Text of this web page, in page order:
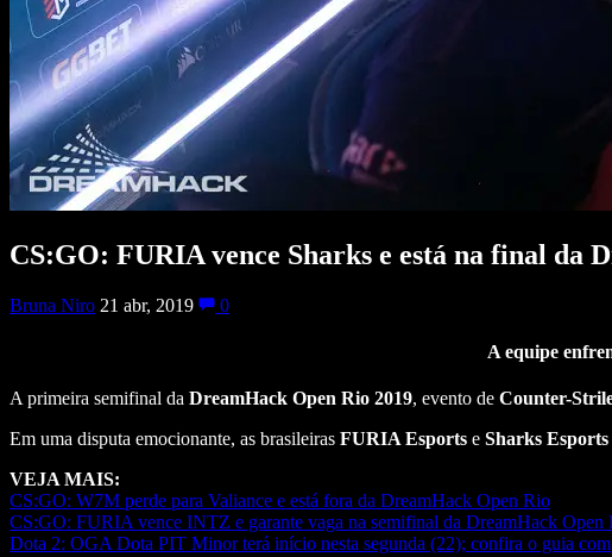
CS:GO: FURIA vence Sharks e está na final da
Bruna Niro 21 abr, 2019 0
A equipe
A primeira semifinal da DreamHack Open Rio 2019, evento de Counter-
Em uma disputa emocionante, as brasileiras FURIA Esports e Sharks Esports
VEJA MAIS:
CS:GO: W7M perde para Valiance e está fora da DreamHack Open Rio
CS:GO: FURIA vence INTZ e garante vaga na semifinal da DreamHack Open
Dota 2: OGA Dota PIT Minor terá início nesta segunda (22); confira o guia